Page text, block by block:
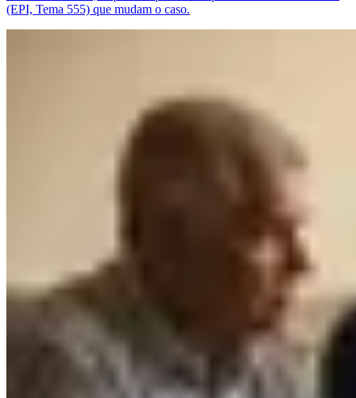
(EPI, Tema 555) que mudam o caso.